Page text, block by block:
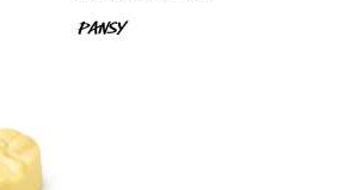
PANSY